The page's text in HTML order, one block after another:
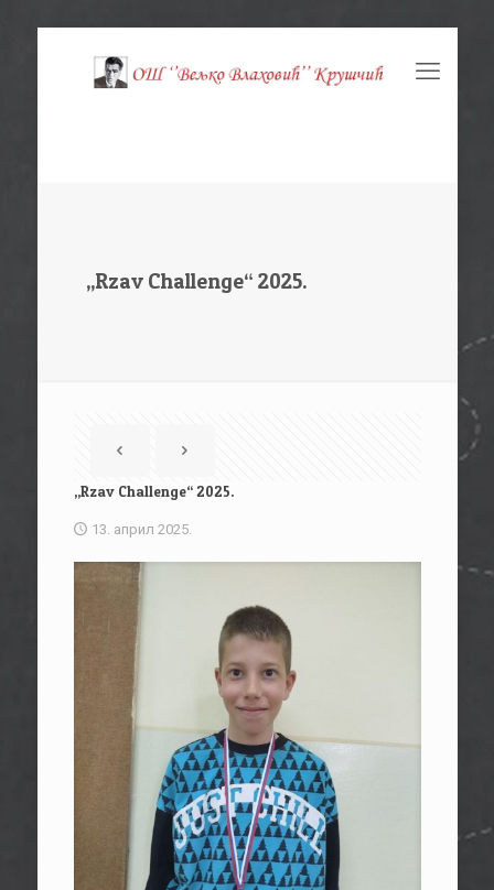
,,Rzav Challenge“ 2025.
,,Rzav Challenge“ 2025.
13. април 2025.